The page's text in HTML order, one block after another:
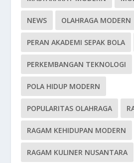
NEWS OLAHRAGA MODERN
PERAN AKADEMI SEPAK BOLA
PERKEMBANGAN TEKNOLOGI
POLA HIDUP MODERN
POPULARITAS OLAHRAGA
RAGAM KEHIDUPAN MODERN
RAGAM KULINER NUSANTARA